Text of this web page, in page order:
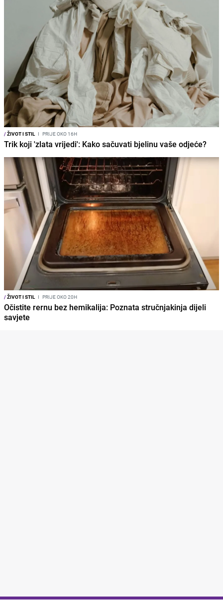
/ŽIVOT I STIL I PRIJE OKO 16H
Trik koji 'zlata vrijedi': Kako sačuvati bjelinu vaše odjeće?
/ŽIVOT I STIL I PRIJE OKO 20H
Očistite rernu bez hemikalija: Poznata stručnjakinja dijeli
savjete